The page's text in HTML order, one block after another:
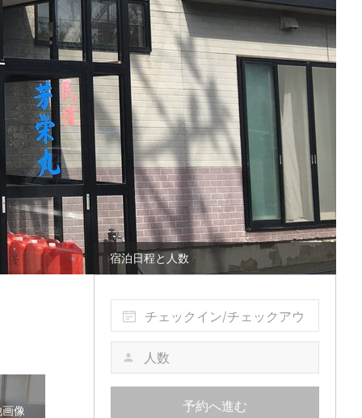
宿泊日程と人数
チェックイン/チェックアウ
ト
予約へ進む
像